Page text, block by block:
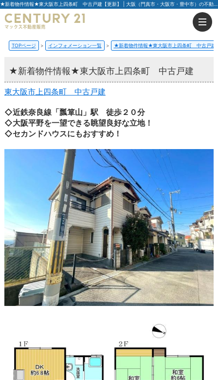
★新着物件情報★東大阪市上四条町 中古戸建【更新】 | 大阪（門真市・大阪市・豊中市）の不動産はセンチュリー21マックス不動産販売
TOPページ インフォメーション一覧 ★新着物件情報★東大阪市上四条町 中古戸建
★新着物件情報★東大阪市上四条町 中古戸建
東大阪市上四条町 中古戸建
◇近鉄奈良線「瓢箪山」駅 徒歩２０分
◇大阪平野を一望できる眺望良好な立地！
◇セカンドハウスにもおすすめ！